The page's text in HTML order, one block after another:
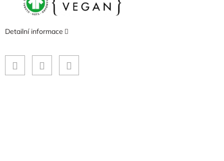
Detailní informace